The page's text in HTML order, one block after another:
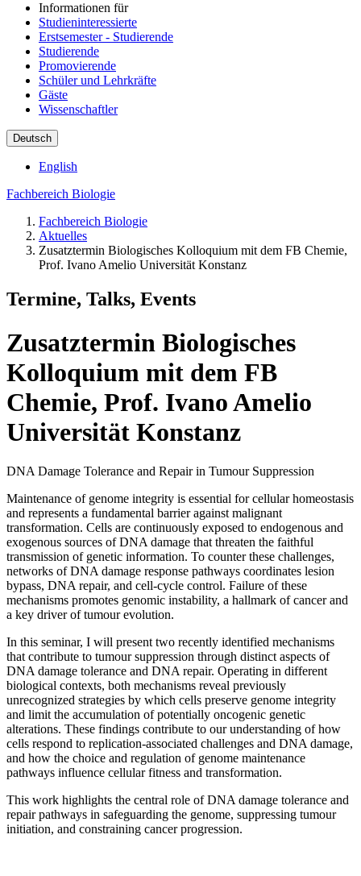
Informationen für
Studieninteressierte
Erstsemester - Studierende
Studierende
Promovierende
Schüler und Lehrkräfte
Gäste
Wissenschaftler
Deutsch
English
Fachbereich Biologie
Fachbereich Biologie
Aktuelles
Zusatztermin Biologisches Kolloquium mit dem FB Chemie,
Prof. Ivano Amelio Universität Konstanz
Termine, Talks, Events
Zusatztermin Biologisches
Kolloquium mit dem FB
Chemie, Prof. Ivano Amelio
Universität Konstanz
DNA Damage Tolerance and Repair in Tumour Suppression
Maintenance of genome integrity is essential for cellular homeostasis
and represents a fundamental barrier against malignant
transformation. Cells are continuously exposed to endogenous and
exogenous sources of DNA damage that threaten the faithful
transmission of genetic information. To counter these challenges,
networks of DNA damage response pathways coordinates lesion
bypass, DNA repair, and cell-cycle control. Failure of these
mechanisms promotes genomic instability, a hallmark of cancer and
a key driver of tumour evolution.
In this seminar, I will present two recently identified mechanisms
that contribute to tumour suppression through distinct aspects of
DNA damage tolerance and DNA repair. Operating in different
biological contexts, both mechanisms reveal previously
unrecognized strategies by which cells preserve genome integrity
and limit the accumulation of potentially oncogenic genetic
alterations. These findings contribute to our understanding of how
cells respond to replication-associated challenges and DNA damage,
and how the choice and regulation of genome maintenance
pathways influence cellular fitness and transformation.
This work highlights the central role of DNA damage tolerance and
repair pathways in safeguarding the genome, suppressing tumour
initiation, and constraining cancer progression.